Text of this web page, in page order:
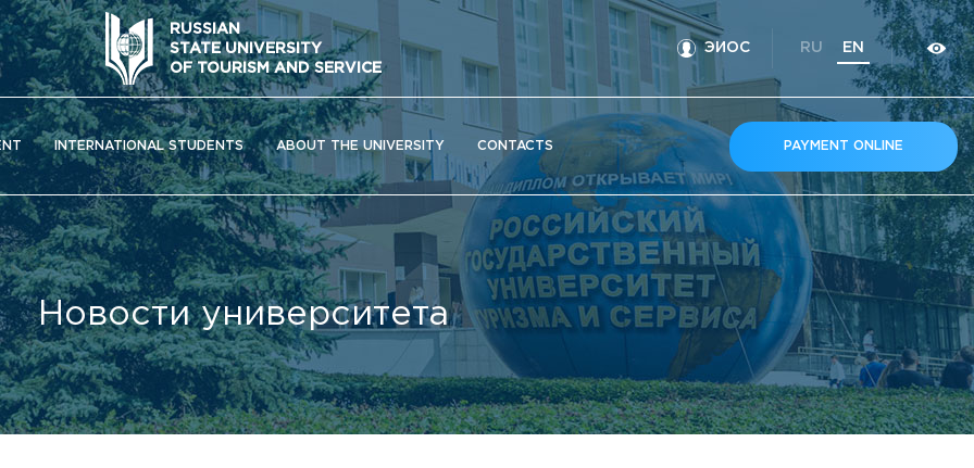
RUSSIAN
STATE UNIVERSITY
OF TOURISM AND SERVICE
ЭИОС RU EN
INTERNATIONAL STUDENTS ABOUT THE UNIVERSITY CONTACTS PAYMENT ONLINE
Новости университета